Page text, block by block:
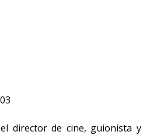
director de cine, guionista y